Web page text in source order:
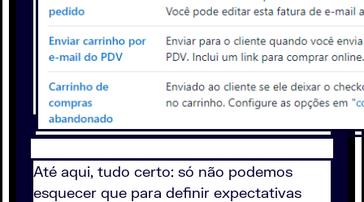
Até aqui, tudo certo: só não podemos
esquecer que para definir expectativas